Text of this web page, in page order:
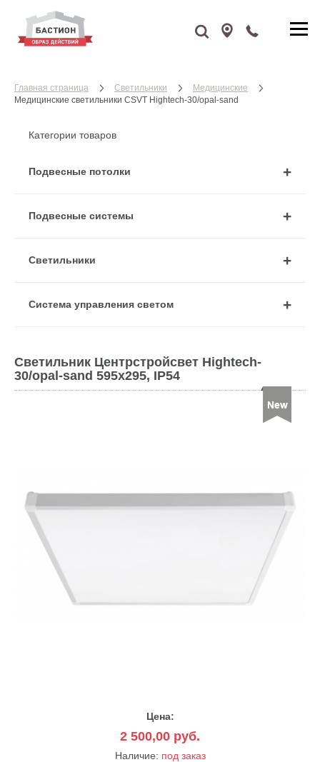
Главная страница Cветильники
Медицинские
Медицинские светильники CSVT Hightech-30/opal-sand
Категории товаров
Подвесные потолки
Подвесные системы
Cветильники
Система управления светом
Светильник Центрстройсвет Hightech-
30/opal-sand 595х295, IP54
Цена:
2 500,00 руб.
Наличие: под заказ